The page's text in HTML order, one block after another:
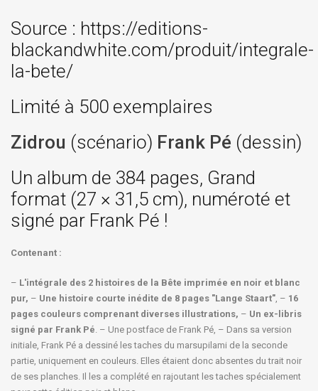
Source : https://editions-
blackandwhite.com/produit/integrale-
la-bete/
Limité à 500 exemplaires
Zidrou (scénario) Frank Pé (dessin)
Un album de 384 pages, Grand
format (27 × 31,5 cm), numéroté et
signé par Frank Pé !
Contenant :
– L'intégrale des 2 histoires de la Bête imprimée en noir et blanc
pur, – Une histoire courte inédite de 8 pages "Lange Staart", – 16
pages couleurs comprenant diverses illustrations, – Un ex-libris
signé par Frank Pé. – Une postface de Frank Pé, – Dans sa version
initiale, Frank Pé a dessiné les taches du marsupilami de la seconde
partie, uniquement en couleurs. Elles étaient donc absentes du trait noir
de ses planches. Il les a complété en rajoutant les taches spécialement